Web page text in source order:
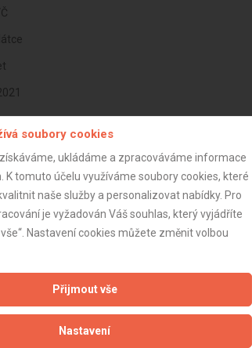
z portálu ARES dne 29.12.2023 11:00:14
soubory cookies
ukládáme a zpracováváme informace
K tomuto účelu využíváme soubory cookies, které
naše služby a personalizovat nabídky. Pro
je vyžadován Váš souhlas, který vyjádříte
Nastavení cookies můžete změnit volbou
Přijmout vše
Nastavení